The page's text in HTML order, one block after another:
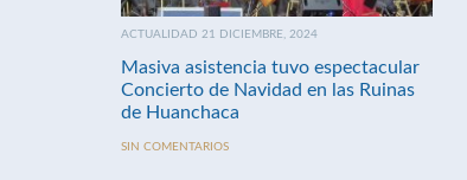
ACTUALIDAD 21 DICIEMBRE, 2024
Masiva asistencia tuvo espectacular
Concierto de Navidad en las Ruinas
de Huanchaca
SIN COMENTARIOS